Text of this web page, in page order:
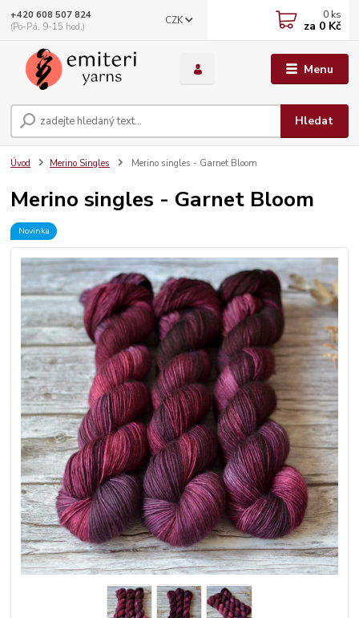
Menu
CZK
Hledat
+420 608 507 824
(Po-Pá, 9-15 hod.)
0 ks
za 0 Kč
Úvod Merino Singles Merino singles - Garnet Bloom
Merino singles - Garnet Bloom
Novinka